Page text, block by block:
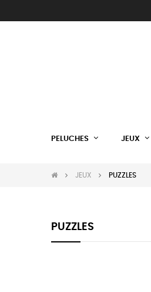
PELUCHES JEUX
JEUX PUZZLES
PUZZLES